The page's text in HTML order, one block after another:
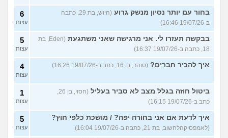
בחור עם יותר נסיון מנשק גרוע
(היוש, בת 29, כתבה
ב-19/07/26 16:46)
6
עצות
בבקשה תעזרו לי. אני מרגישה שאני משתגעת
(Eden, בת
18, כתבה ב-19/07/26 16:37)
5
עצות
איך להכיר חברים? (טוהר, בן 16, כתב ב-19/07/26 16:26) 4
עצות
ביטול חוזה בגלל מצב לא סביר בעליל
(חסוי, בן 26,
כתב ב-19/07/26 16:15)
1
עצות
איך לדעת אם אני בחורה יפה? / מושכת כלפי חוץ?
(לאמפסיקהלחשוב, בת 21, כתבה ב-19/07/26 16:04)
5
עצות